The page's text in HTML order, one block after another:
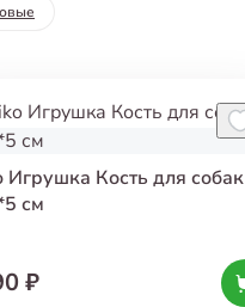
Игрушка Кость для собак
см
₽